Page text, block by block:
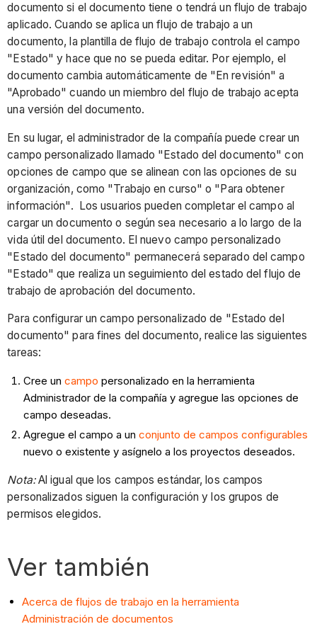
documento si el documento tiene o tendrá un flujo de trabajo
aplicado. Cuando se aplica un flujo de trabajo a un
documento, la plantilla de flujo de trabajo controla el campo
"Estado" y hace que no se pueda editar. Por ejemplo, el
documento cambia automáticamente de "En revisión" a
"Aprobado" cuando un miembro del flujo de trabajo acepta
una versión del documento.
En su lugar, el administrador de la compañía puede crear un
campo personalizado llamado "Estado del documento" con
opciones de campo que se alinean con las opciones de su
organización, como "Trabajo en curso" o "Para obtener
información". Los usuarios pueden completar el campo al
cargar un documento o según sea necesario a lo largo de la
vida útil del documento. El nuevo campo personalizado
"Estado del documento" permanecerá separado del campo
"Estado" que realiza un seguimiento del estado del flujo de
trabajo de aprobación del documento.
Para configurar un campo personalizado de "Estado del
documento" para fines del documento, realice las siguientes
tareas:
Cree un campo personalizado en la herramienta
Administrador de la compañía y agregue las opciones de
campo deseadas.
Agregue el campo a un conjunto de campos configurables
nuevo o existente y asígnelo a los proyectos deseados.
Nota:Al igual que los campos estándar, los campos
personalizados siguen la configuración y los grupos de
permisos elegidos.
Ver también
Acerca de flujos de trabajo en la herramienta
Administración de documentos